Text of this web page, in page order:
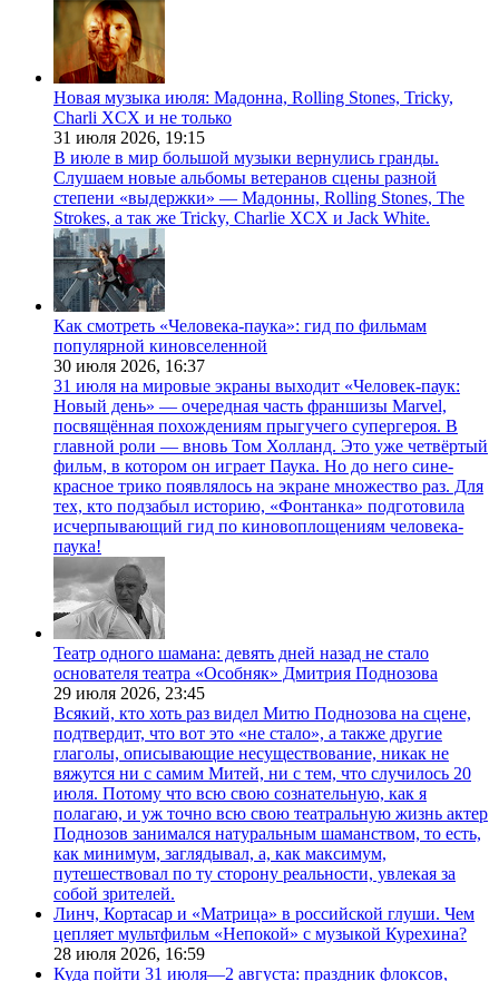
Новая музыка июля: Мадонна, Rolling Stones, Tricky,
Charli XCX и не только
31 июля 2026, 19:15
В июле в мир большой музыки вернулись гранды.
Слушаем новые альбомы ветеранов сцены разной
степени «выдержки» — Мадонны, Rolling Stones, The
Strokes, а так же Tricky, Charlie XCX и Jack White.
Как смотреть «Человека-паука»: гид по фильмам
популярной киновселенной
30 июля 2026, 16:37
31 июля на мировые экраны выходит «Человек-паук:
Новый день» — очередная часть франшизы Marvel,
посвящённая похождениям прыгучего супергероя. В
главной роли — вновь Том Холланд. Это уже четвёртый
фильм, в котором он играет Паука. Но до него сине-
красное трико появлялось на экране множество раз. Для
тех, кто подзабыл историю, «Фонтанка» подготовила
исчерпывающий гид по киновоплощениям человека-
паука!
Театр одного шамана: девять дней назад не стало
основателя театра «Особняк» Дмитрия Поднозова
29 июля 2026, 23:45
Всякий, кто хоть раз видел Митю Поднозова на сцене,
подтвердит, что вот это «не стало», а также другие
глаголы, описывающие несуществование, никак не
вяжутся ни с самим Митей, ни с тем, что случилось 20
июля. Потому что всю свою сознательную, как я
полагаю, и уж точно всю свою театральную жизнь актер
Поднозов занимался натуральным шаманством, то есть,
как минимум, заглядывал, а, как максимум,
путешествовал по ту сторону реальности, увлекая за
собой зрителей.
Линч, Кортасар и «Матрица» в российской глуши. Чем
цепляет мультфильм «Непокой» с музыкой Курехина?
28 июля 2026, 16:59
Куда пойти 31 июля—2 августа: праздник флоксов,